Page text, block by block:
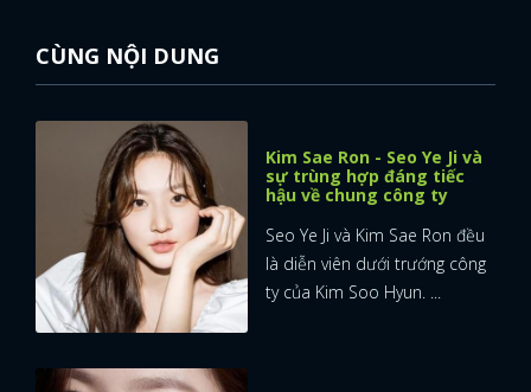
CÙNG NỘI DUNG
Kim Sae Ron - Seo Ye Ji và
sự trùng hợp đáng tiếc
hậu về chung công ty
Seo Ye Ji và Kim Sae Ron đều
là diễn viên dưới trướng công
ty của Kim Soo Hyun. ...